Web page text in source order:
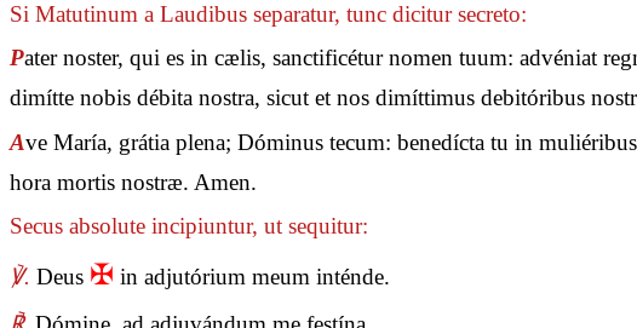
Si Matutinum a Laudibus separatur, tunc dicitur secreto:
Pater noster, qui es in cælis, sanctificétur nomen tuum: advéniat
dimítte nobis débita nostra, sicut et nos dimíttimus debitóribus
Ave María, grátia plena; Dóminus tecum: benedícta tu in
hora mortis nostræ. Amen.
Secus absolute incipiuntur, ut sequitur:
℣. Deus ✠ in adjutórium meum inténde.